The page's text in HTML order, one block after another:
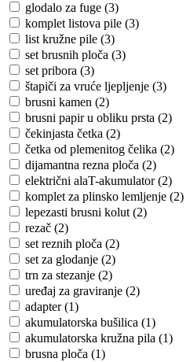
glodalo za fuge (3)
komplet listova pile (3)
list kružne pile (3)
set brusnih ploča (3)
set pribora (3)
štapiči za vruće ljepljenje (3)
brusni kamen (2)
brusni papir u obliku prsta (2)
čekinjasta četka (2)
četka od plemenitog čelika (2)
dijamantna rezna ploča (2)
električni alaT-akumulator (2)
komplet za plinsko lemljenje (2)
lepezasti brusni kolut (2)
rezač (2)
set reznih ploča (2)
set za glodanje (2)
trn za stezanje (2)
uređaj za graviranje (2)
adapter (1)
akumulatorska bušilica (1)
akumulatorska kružna pila (1)
brusna ploča (1)